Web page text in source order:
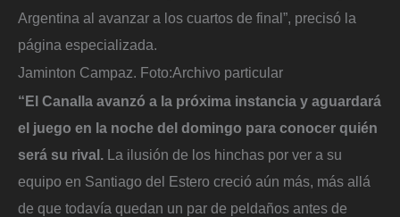
Argentina al avanzar a los cuartos de final”, precisó la
página especializada.
Jaminton Campaz. Foto:Archivo particular
“El Canalla avanzó a la próxima instancia y aguardará
el juego en la noche del domingo para conocer quién
será su rival. La ilusión de los hinchas por ver a su
equipo en Santiago del Estero creció aún más, más allá
de que todavía quedan un par de peldaños antes de